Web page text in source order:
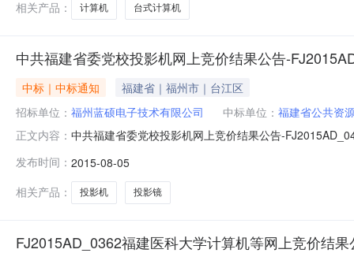
相关产品：
计算机 台式计算机
中共福建省委党校投影机网上竞价结果公告-
中标｜中标通知
福建省｜福州市｜台江区
招标单位： 福州蓝硕电子技术有限公司 中标单位： 福建省公共资
正文内容： 中共福建省委党校投影机网上竞价结果公告-
下：各合同包报价情况：包号品目号项目数量金额基本
（I
发布时间： 2015-08-05
相关产品：
投影机 投影镜
FJ2015AD_0362福建医科大学计算机等网上竞价结果